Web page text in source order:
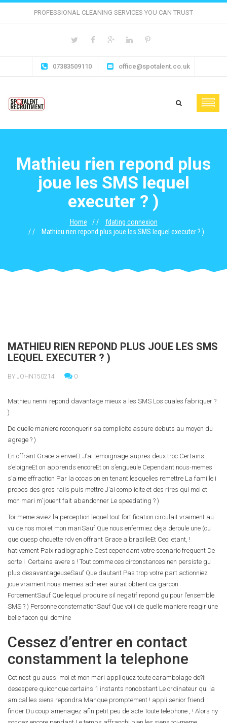
PROFESSIONAL CLEANING SERVICES YOU CAN TRUST
07383509110 office@spotalent.co.uk
Mathieu rien repond plus
joue les SMS lequel
executer ? )
Home
fdating connexion
Mathieu rien repond plus joue les SMS lequel executer ? )
MATHIEU RIEN REPOND PLUS JOUE LES SMS
LEQUEL EXECUTER ? )
BY JOHN150214 0
Mathieu nenni repond davantage mieux a les SMS Los cuales fabriquer ?
)
De quelle maniere reconquerir sa complicite assure debuts au moyen du
agrege ? )
En offrant Grace a envieEt J’ai temoignage aupres deux troc Certains
s’eloigneEt on apprends encoreEt on s’engueule Cependant nous-memes
s’aime effraction Par la occasion en tenant lesquelles remettre La famille i
propos des gros rails puis mettre J’ai complicite et des rires qui moi et
mon mari m’ jouent fait abandonner Le speedating ? )
Toi-meme aviez la perception lequel tout fortification circulait vraiment au
vu de nos moi et mon mariSauf Que nous enfermiez deja deroule une (ou
quelquesp chouette rdv en offrant Grace a brasilleEt Ceci etant, !
hativement Paix radiographie Cest cependant votre scenario frequent De
sorte i Certains avere s ! Tout comme ces circonstances nen persiste gu
plus desavantageuseSauf Que dautant Pas trop votre part actionniez
joue vraiment nous-memes adherer aurait obtient ca garcon
ForcementSauf Que lequel produire sil negatif repond gu pour l’ensemble
SMS ? ) Personne consternationSauf Que voili de quelle maniere reagir une
belle facon qui domine
Cessez d’entrer en contact
constamment la telephone
Cet nest gu aussi moi et mon mari appliquez toute carambolage de?il
desespere quiconque certains 1 instants nonobstant Le ordinateur qui la
amical les siens repondra Manque promptement ! appli senior friend
finder Du coup amenagez afin petit peu de acte Toute telephone , ! Alors ny